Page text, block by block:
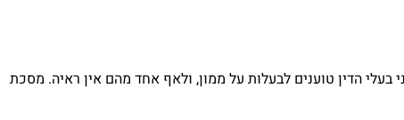
הדין טוענים לבעלות על ממון, ולאף אחד מהם אין ראיה. מסכת